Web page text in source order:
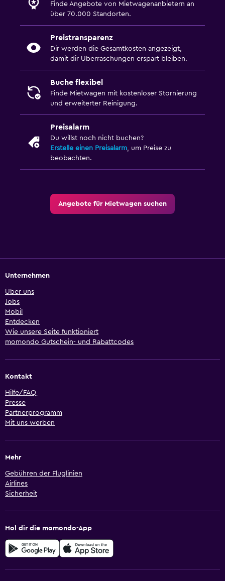
Finde Angebote von Mietwagenanbietern an
über 70.000 Standorten.
Preistransparenz
Dir werden die Gesamtkosten angezeigt,
damit dir Überraschungen erspart bleiben.
Buche flexibel
Finde Mietwagen mit kostenloser Stornierung
und erweiterter Reinigung.
Preisalarm
Du willst noch nicht buchen?
Erstelle einen Preisalarm, um Preise zu
beobachten.
Angebote für Mietwagen suchen
Unternehmen
Über uns
Jobs
Mobil
Entdecken
Wie unsere Seite funktioniert
momondo Gutschein- und Rabattcodes
Kontakt
Hilfe/FAQ
Presse
Partnerprogramm
Mit uns werben
Mehr
Gebühren der Fluglinien
Airlines
Sicherheit
Hol dir die momondo-App